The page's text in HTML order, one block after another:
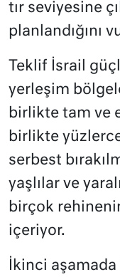
tır seviyesine
planlandığını
Teklif İsrail
yerleşim
birlikte tam ve
birlikte
serbest
yaşlılar ve
birçok
içeriyor.
İkinci aşamada